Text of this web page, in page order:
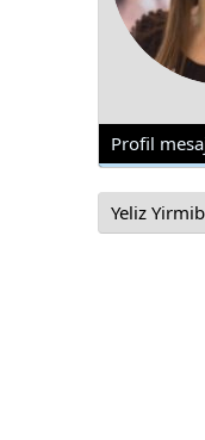
Profil
Yeliz